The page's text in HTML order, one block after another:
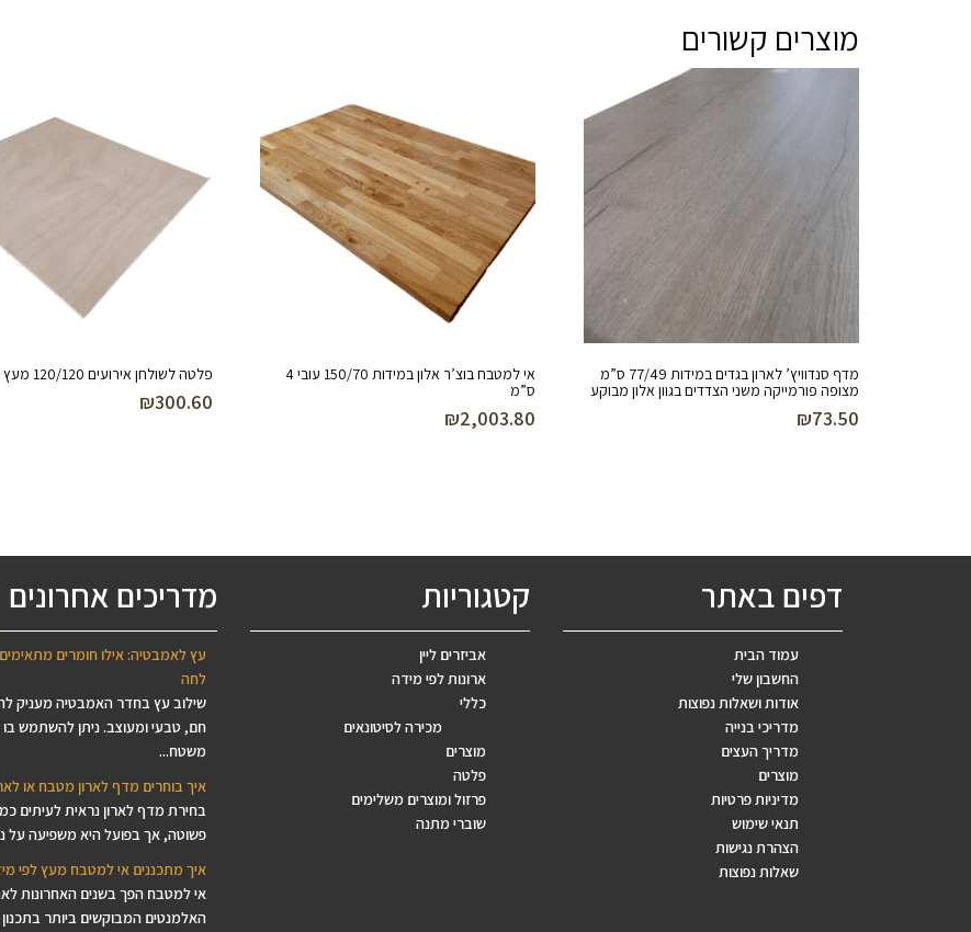
מוצרים קשורים
מדף סנדוויץ’ לארון בגדים במידות 77/49 ס”מ
מצופה פורמייקה משני הצדדים בגוון אלון מבוקע
₪73.50
אי למטבח בוצ’ר אלון במידות 150/70 עובי 4
ס”מ
₪2,003.80
פלטה לשולחן אירועים 120/120 מעץ סנדוויץ’
₪300.60
דפים באתר
עמוד הבית
החשבון שלי
אודות ושאלות נפוצות
מדריכי בנייה
מדריך העצים
מוצרים
מדיניות פרטיות
תנאי שימוש
הצהרת נגישות
שאלות נפוצות
קטגוריות
אביזרים ליין
ארונות לפי מידה
כללי
מכירה לסיטונאים
מוצרים
פלטה
פרזול ומוצרים משלימים
שוברי מתנה
מדריכים אחרונים
עץ לאמבטיה: אילו חומרים
לחה
שילוב עץ בחדר האמבטיה מעניק
חם, טבעי ומעוצב. ניתן להשתמש בו
משטח...
איך בוחרים מדף לארון מטבח או
בחירת מדף לארון נראית לעיתים
פשוטה, אך בפועל היא משפיעה על
איך מתכננים אי למטבח מעץ לפי
אי למטבח הפך בשנים האחרונות
האלמנטים המבוקשים ביותר